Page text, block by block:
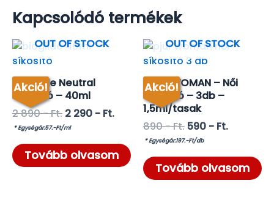
Kapcsolódó termékek
Akció!
OUT OF STOCK
Bio Glide Neutral
Síkosító – 40ml
2 890- Ft. Original
price
2
890 -
2 290 - Ft.
Current
is:
2
* Egységár:57.-Ft/ml
Tovább olvasom
Akció!
OUT OF STOCK
PJUR WOMAN – Női
Síkosító – 3db –
1,5ml/tasak
890- Ft.Original
price
890 -
Ft..
590 - Ft.
Current
is:
590 -
* Egységár:197.-Ft/db
Tovább olvasom